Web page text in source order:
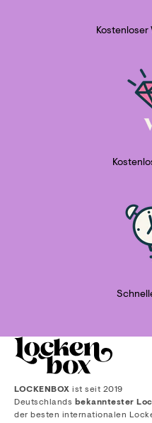
Kostenloser
LOCKENBOX ist seit 2019
Deutschlands bekanntester
der besten internationalen